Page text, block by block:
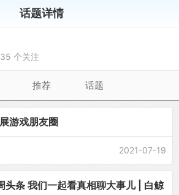
话题详情
个关注
推荐 话题
游戏朋友圈
2021-07-19
头条 我们一起看真相聊大事儿 | 白鲸